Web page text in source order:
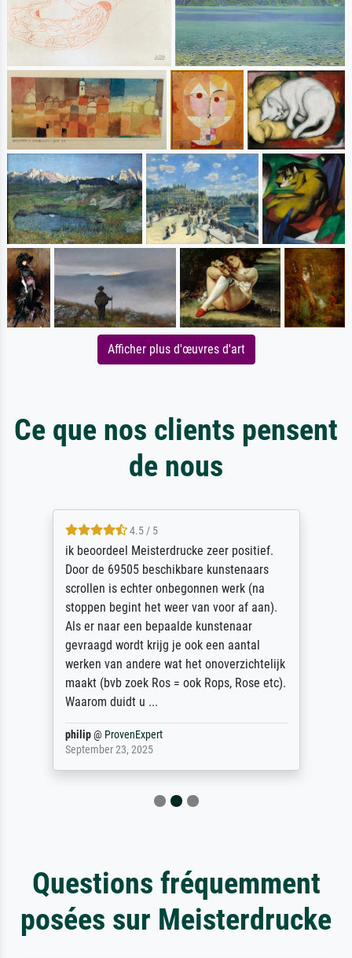
Afficher plus d'œuvres d'art
Ce que nos clients pensent
de nous
4.5 / 5
ik beoordeel Meisterdrucke zeer positief.
Door de 69505 beschikbare kunstenaars
scrollen is echter onbegonnen werk (na
stoppen begint het weer van voor af aan).
Als er naar een bepaalde kunstenaar
gevraagd wordt krijg je ook een aantal
werken van andere wat het onoverzichtelijk
maakt (bvb zoek Ros = ook Rops, Rose etc).
Waarom duidt u ...
philip@ ProvenExpert
September 23, 2025
Questions fréquemment
posées sur Meisterdrucke